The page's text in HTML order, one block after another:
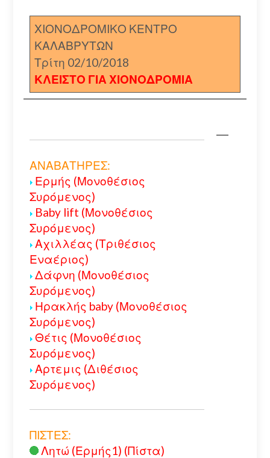
ΧΙΟΝΟΔΡΟΜΙΚΟ ΚΕΝΤΡΟ
ΚΑΛΑΒΡΥΤΩΝ
Τρίτη 02/10/2018
ΚΛΕΙΣΤΟ ΓΙΑ ΧΙΟΝΟΔΡΟΜΙΑ
ΑΝΑΒΑΤΗΡΕΣ:
Ερμής (Μονοθέσιος
Συρόμενος)
Baby lift (Μονοθέσιος
Συρόμενος)
Αχιλλέας (Τριθέσιος
Εναέριος)
Δάφνη (Μονοθέσιος
Συρόμενος)
Ηρακλής baby (Μονοθέσιος
Συρόμενος)
Θέτις (Μονοθέσιος
Συρόμενος)
Αρτεμις (Διθέσιος
Συρόμενος)
ΠΙΣΤΕΣ:
Λητώ (Ερμής1) (Πίστα)